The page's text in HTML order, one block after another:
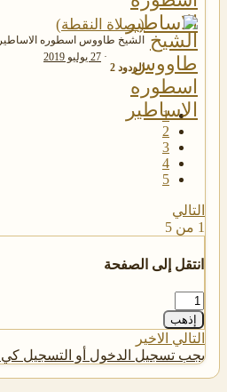
( صلاة النقطة)
الشيخ طاووس اسطوره الاساطير
الردود 2
27 يوليو 2019
1
2
3
4
5
التالي
1 من 5
انتقل إلى الصفحة
إذهب
التالي الاخير
يجب تسجيل الدخول أو التسجيل كي